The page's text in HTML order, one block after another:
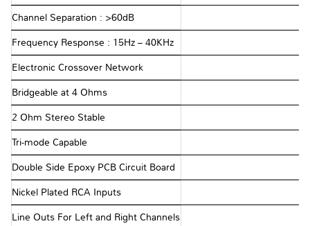
Channel Separation : >60dB
Frequency Response : 15Hz – 40KHz
Electronic Crossover Network
Bridgeable at 4 Ohms
2 Ohm Stereo Stable
Tri-mode Capable
Double Side Epoxy PCB Circuit Board
Nickel Plated RCA Inputs
Line Outs For Left and Right Channels